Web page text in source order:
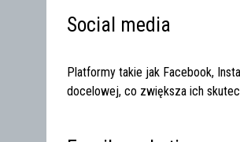
Social media
Platformy takie jak Facebook,
docelowej, co zwiększa ich